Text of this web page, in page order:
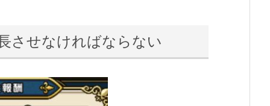
させなければならない